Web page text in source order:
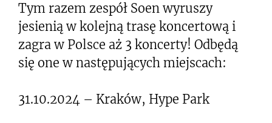
Tym razem zespół Soen wyruszy
jesienią w kolejną trasę koncertową i
zagra w Polsce aż 3 koncerty! Odbędą
się one w następujących miejscach:
31.10.2024 – Kraków, Hype Park